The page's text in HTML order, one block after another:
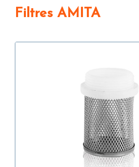
Filtres AMITA